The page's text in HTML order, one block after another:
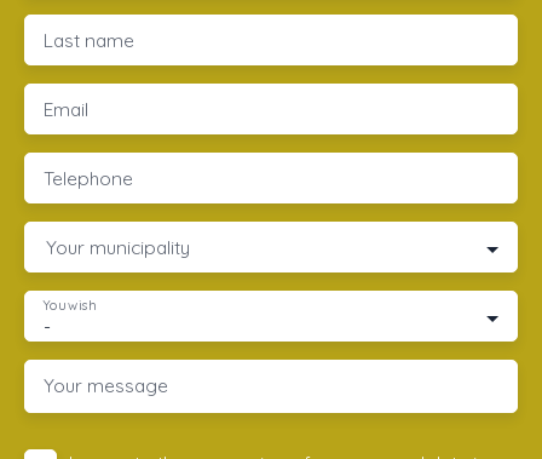
Last name
Email
Telephone
Your municipality
-
You wish
Your message